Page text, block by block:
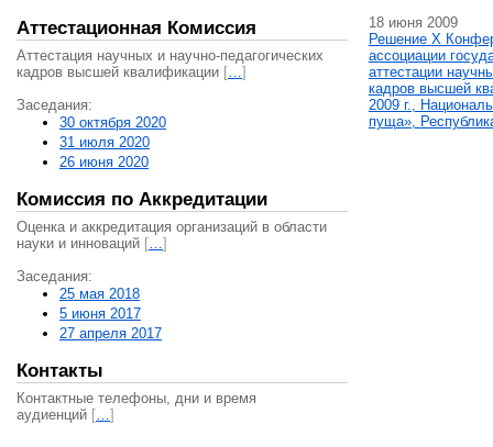
Аттестационная Комиссия
Аттестация научных и научно-педагогических
кадров высшей квалификации […]
Заседания:
30 октября 2020
31 июля 2020
26 июня 2020
Комиссия по Аккредитации
Оценка и аккредитация организаций в области
науки и инноваций […]
Заседания:
25 мая 2018
5 июня 2017
27 апреля 2017
Контакты
Контактные телефоны, дни и время
аудиенций […]
18 июня 2009
Решение X
ассоциации
аттестации
кадров высшей
2009 г.,
пуща»,